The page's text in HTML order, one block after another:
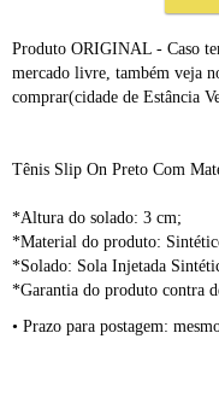
Produto ORIGINAL - Caso
mercado livre, também veja
comprar(cidade de Estância
Tênis Slip On Preto Com
*Altura do solado: 3 cm;
*Material do produto:
*Solado: Sola Injetada
*Garantia do produto contra
• Prazo para postagem: